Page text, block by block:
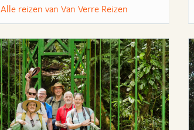
Alle reizen van Van Verre Reizen